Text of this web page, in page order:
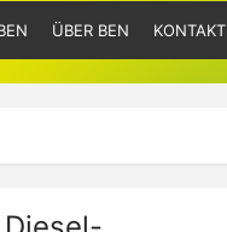
ÜBER BEN KONTAKT